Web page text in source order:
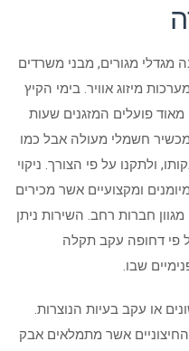
מגדלי מגורים, מבני משרדים
מיזוג אוויר. בימי הקיץ
פועלים המזגנים שעות
מכשיר חשמלי מעולה אבל כמו
ולתקנו על פי הצורך. ניקוי
ומקצועיים אשר מכירים
חברות רחב. השירות ניתן
פי דחופה עקב תקלה
שבו.
או עקב בעיות הנוצרות.
אשר מתמלאים אבק